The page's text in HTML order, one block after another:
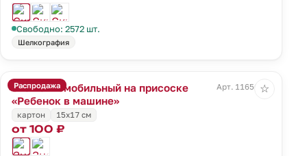
Свободно: 2572 шт.
Шелкография
Распродажа
Знак автомобильный на присоске
«Ребенок в машине»
Арт. 11656.02
картон 15х17 см
от 100 ₽
☆